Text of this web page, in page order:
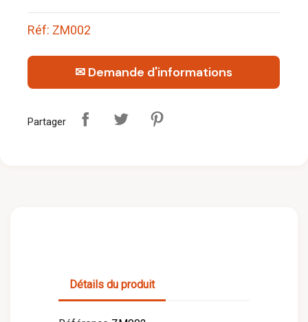
Réf: ZM002
✉ Demande d'informations
Partager
Détails du produit